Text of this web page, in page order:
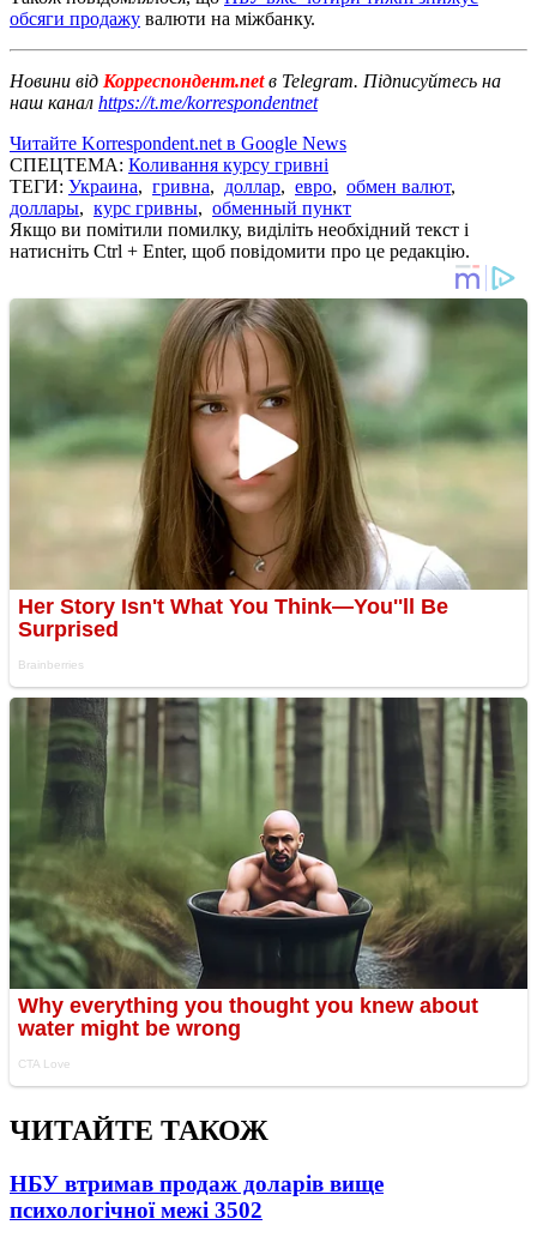
обсяги продажу валюти на міжбанку.
Новини від Корреспондент.netв Telegram. Підписуйтесь на
наш канал https://t.me/korrespondentnet
Читайте Korrespondent.net в Google News
СПЕЦТЕМА: Коливання курсу гривні
ТЕГИ: Украина, гривна, доллар, евро, обмен валют,
доллары, курс гривны, обменный пункт
Якщо ви помітили помилку, виділіть необхідний текст і
натисніть Ctrl + Enter, щоб повідомити про це редакцію.
ЧИТАЙТЕ ТАКОЖ
НБУ втримав продаж доларів вище
психологічної межі 3502